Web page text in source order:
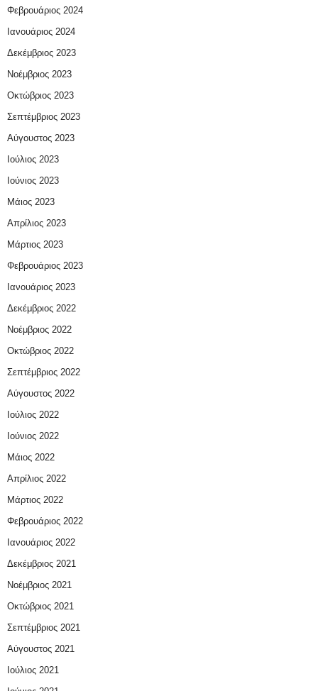
Φεβρουάριος 2024
Ιανουάριος 2024
Δεκέμβριος 2023
Νοέμβριος 2023
Οκτώβριος 2023
Σεπτέμβριος 2023
Αύγουστος 2023
Ιούλιος 2023
Ιούνιος 2023
Μάιος 2023
Απρίλιος 2023
Μάρτιος 2023
Φεβρουάριος 2023
Ιανουάριος 2023
Δεκέμβριος 2022
Νοέμβριος 2022
Οκτώβριος 2022
Σεπτέμβριος 2022
Αύγουστος 2022
Ιούλιος 2022
Ιούνιος 2022
Μάιος 2022
Απρίλιος 2022
Μάρτιος 2022
Φεβρουάριος 2022
Ιανουάριος 2022
Δεκέμβριος 2021
Νοέμβριος 2021
Οκτώβριος 2021
Σεπτέμβριος 2021
Αύγουστος 2021
Ιούλιος 2021